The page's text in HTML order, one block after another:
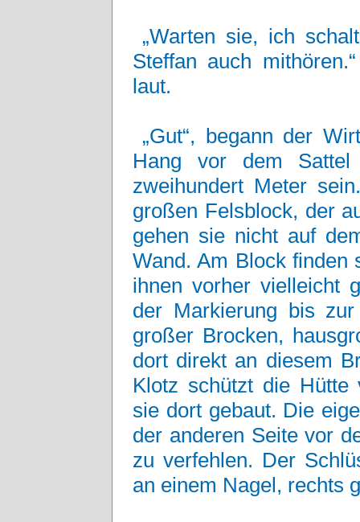
„Warten sie, ich
Steffan auch
laut.
„Gut“, begann der
Hang vor dem
zweihundert Meter
großen Felsblock, der
gehen sie nicht auf
Wand. Am Block finden
ihnen vorher vielleicht
der Markierung bis
großer Brocken,
dort direkt an diesem
Klotz schützt die Hütte
sie dort gebaut. Die
der anderen Seite vor
zu verfehlen. Der
an einem Nagel, rechts